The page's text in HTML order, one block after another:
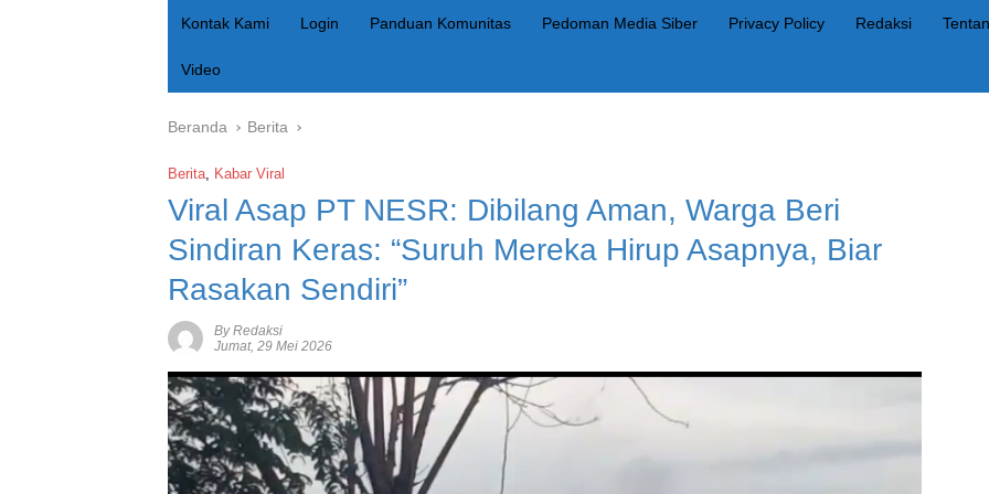
Kontak Kami Login Panduan Komunitas Pedoman Media Siber Privacy Policy Redaksi
Video
Beranda Berita
Berita, Kabar Viral
‎Viral Asap PT NESR: Dibilang Aman, Warga Beri
Sindiran Keras: “Suruh Mereka Hirup Asapnya, Biar
Rasakan Sendiri”
By Redaksi
Jumat, 29 Mei 2026